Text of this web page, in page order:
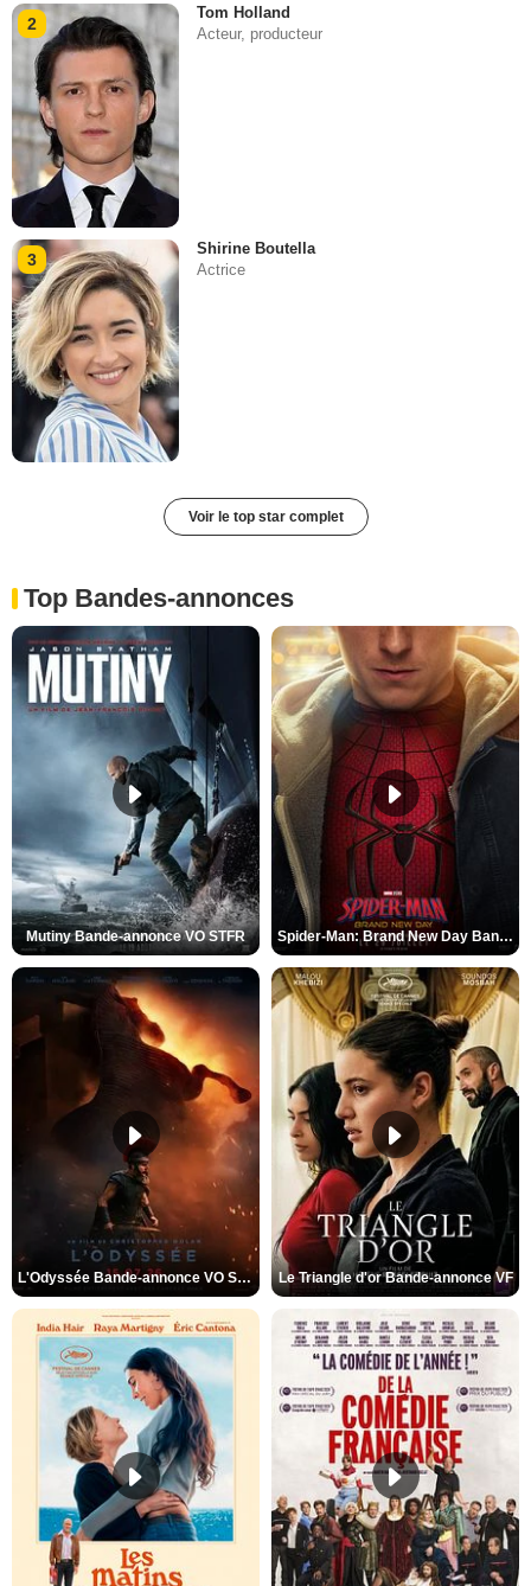
2
Tom Holland
Acteur, producteur
3
Shirine Boutella
Actrice
Voir le top star complet
Top Bandes-annonces
Mutiny Bande-annonce VO STFR Spider-Man: Brand New Day Bande-annonce VO STFR
L'Odyssée Bande-annonce VO STFR Le Triangle d'or Bande-annonce VF